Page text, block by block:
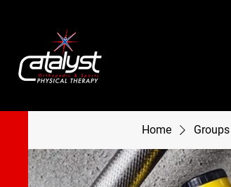
Home Groups